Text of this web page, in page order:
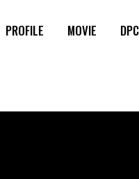
PROFILE MOVIE DPC